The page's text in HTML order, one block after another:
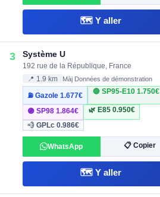
🗺️ Y aller
3 Système U
192 rue de la République, France
📍 1.9 km Màj Données de démonstration
⛽ Gazole1.677€
🔴 SP95-E10 1.750€
🟣 SP981.864€ 🌿 E85 0.950€
💨 GPLc0.986€
WhatsApp 📋 Copier
🗺️ Y aller